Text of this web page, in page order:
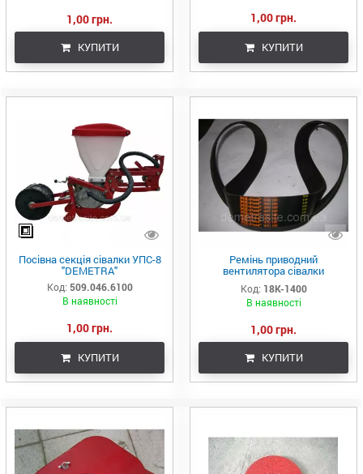
1,00 грн.
КУПИТИ
1,00 грн.
КУПИТИ
Посівна секція сівалки УПС-8
"DEMETRA"
Код: 509.046.6100
В наявності
1,00 грн.
КУПИТИ
Ремінь приводний
вентилятора сівалки
УПС-8,СУПН-8,СПМ-8
Код: 18К-1400
В наявності
1,00 грн.
КУПИТИ